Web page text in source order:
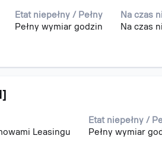
Etat niepełny / Pełny
Pełny wymiar godzin
Na czas
Na czas
Leasingu
Etat niepełny /
Pełny wymiar